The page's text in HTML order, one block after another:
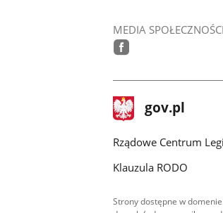
MEDIA
stopka
gov.pl Strona
gov.pl
Rządowe Centrum
Klauzula RODO
Strony dostępne w